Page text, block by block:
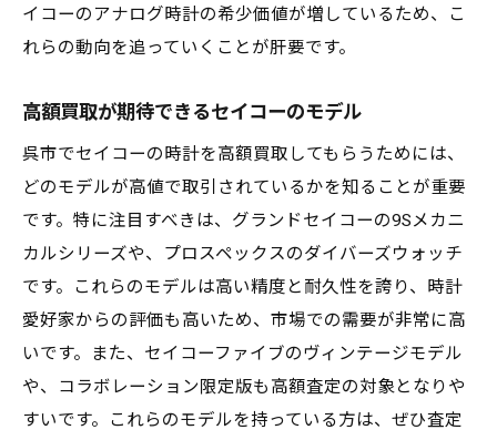
イコーのアナログ時計の希少価値が増しているため、こ
れらの動向を追っていくことが肝要です。
高額買取が期待できるセイコーのモデル
呉市でセイコーの時計を高額買取してもらうためには、
どのモデルが高値で取引されているかを知ることが重要
です。特に注目すべきは、グランドセイコーの9Sメカニ
カルシリーズや、プロスペックスのダイバーズウォッチ
です。これらのモデルは高い精度と耐久性を誇り、時計
愛好家からの評価も高いため、市場での需要が非常に高
いです。また、セイコーファイブのヴィンテージモデル
や、コラボレーション限定版も高額査定の対象となりや
すいです。これらのモデルを持っている方は、ぜひ査定